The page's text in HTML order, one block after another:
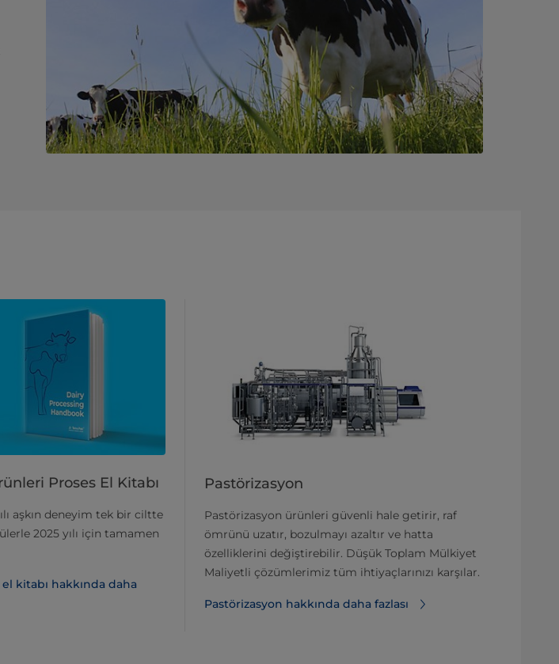
Proses El Kitabı
aşkın deneyim tek bir ciltte
2025 yılı için tamamen
kitabı hakkında daha
Pastörizasyon
Pastörizasyon ürünleri güvenli hale getirir, raf
ömrünü uzatır, bozulmayı azaltır ve hatta
özelliklerini değiştirebilir. Düşük Toplam Mülkiyet
Maliyetli çözümlerimiz tüm ihtiyaçlarınızı karşılar.
Pastörizasyon hakkında daha fazlası